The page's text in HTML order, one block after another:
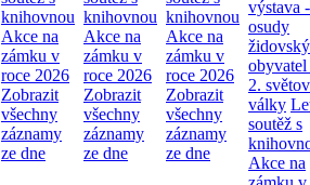
knihovnou
Akce na
zámku v
roce 2026
Zobrazit
všechny
záznamy
ze dne
knihovnou
Akce na
zámku v
roce 2026
Zobrazit
všechny
záznamy
ze dne
knihovnou
Akce na
zámku v
roce 2026
Zobrazit
všechny
záznamy
ze dne
výstava -
osudy
obyvatel
2.
války
soutěž s
Akce na